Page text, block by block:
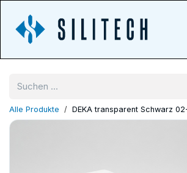
Alle Produkte DEKA transparent Schwarz